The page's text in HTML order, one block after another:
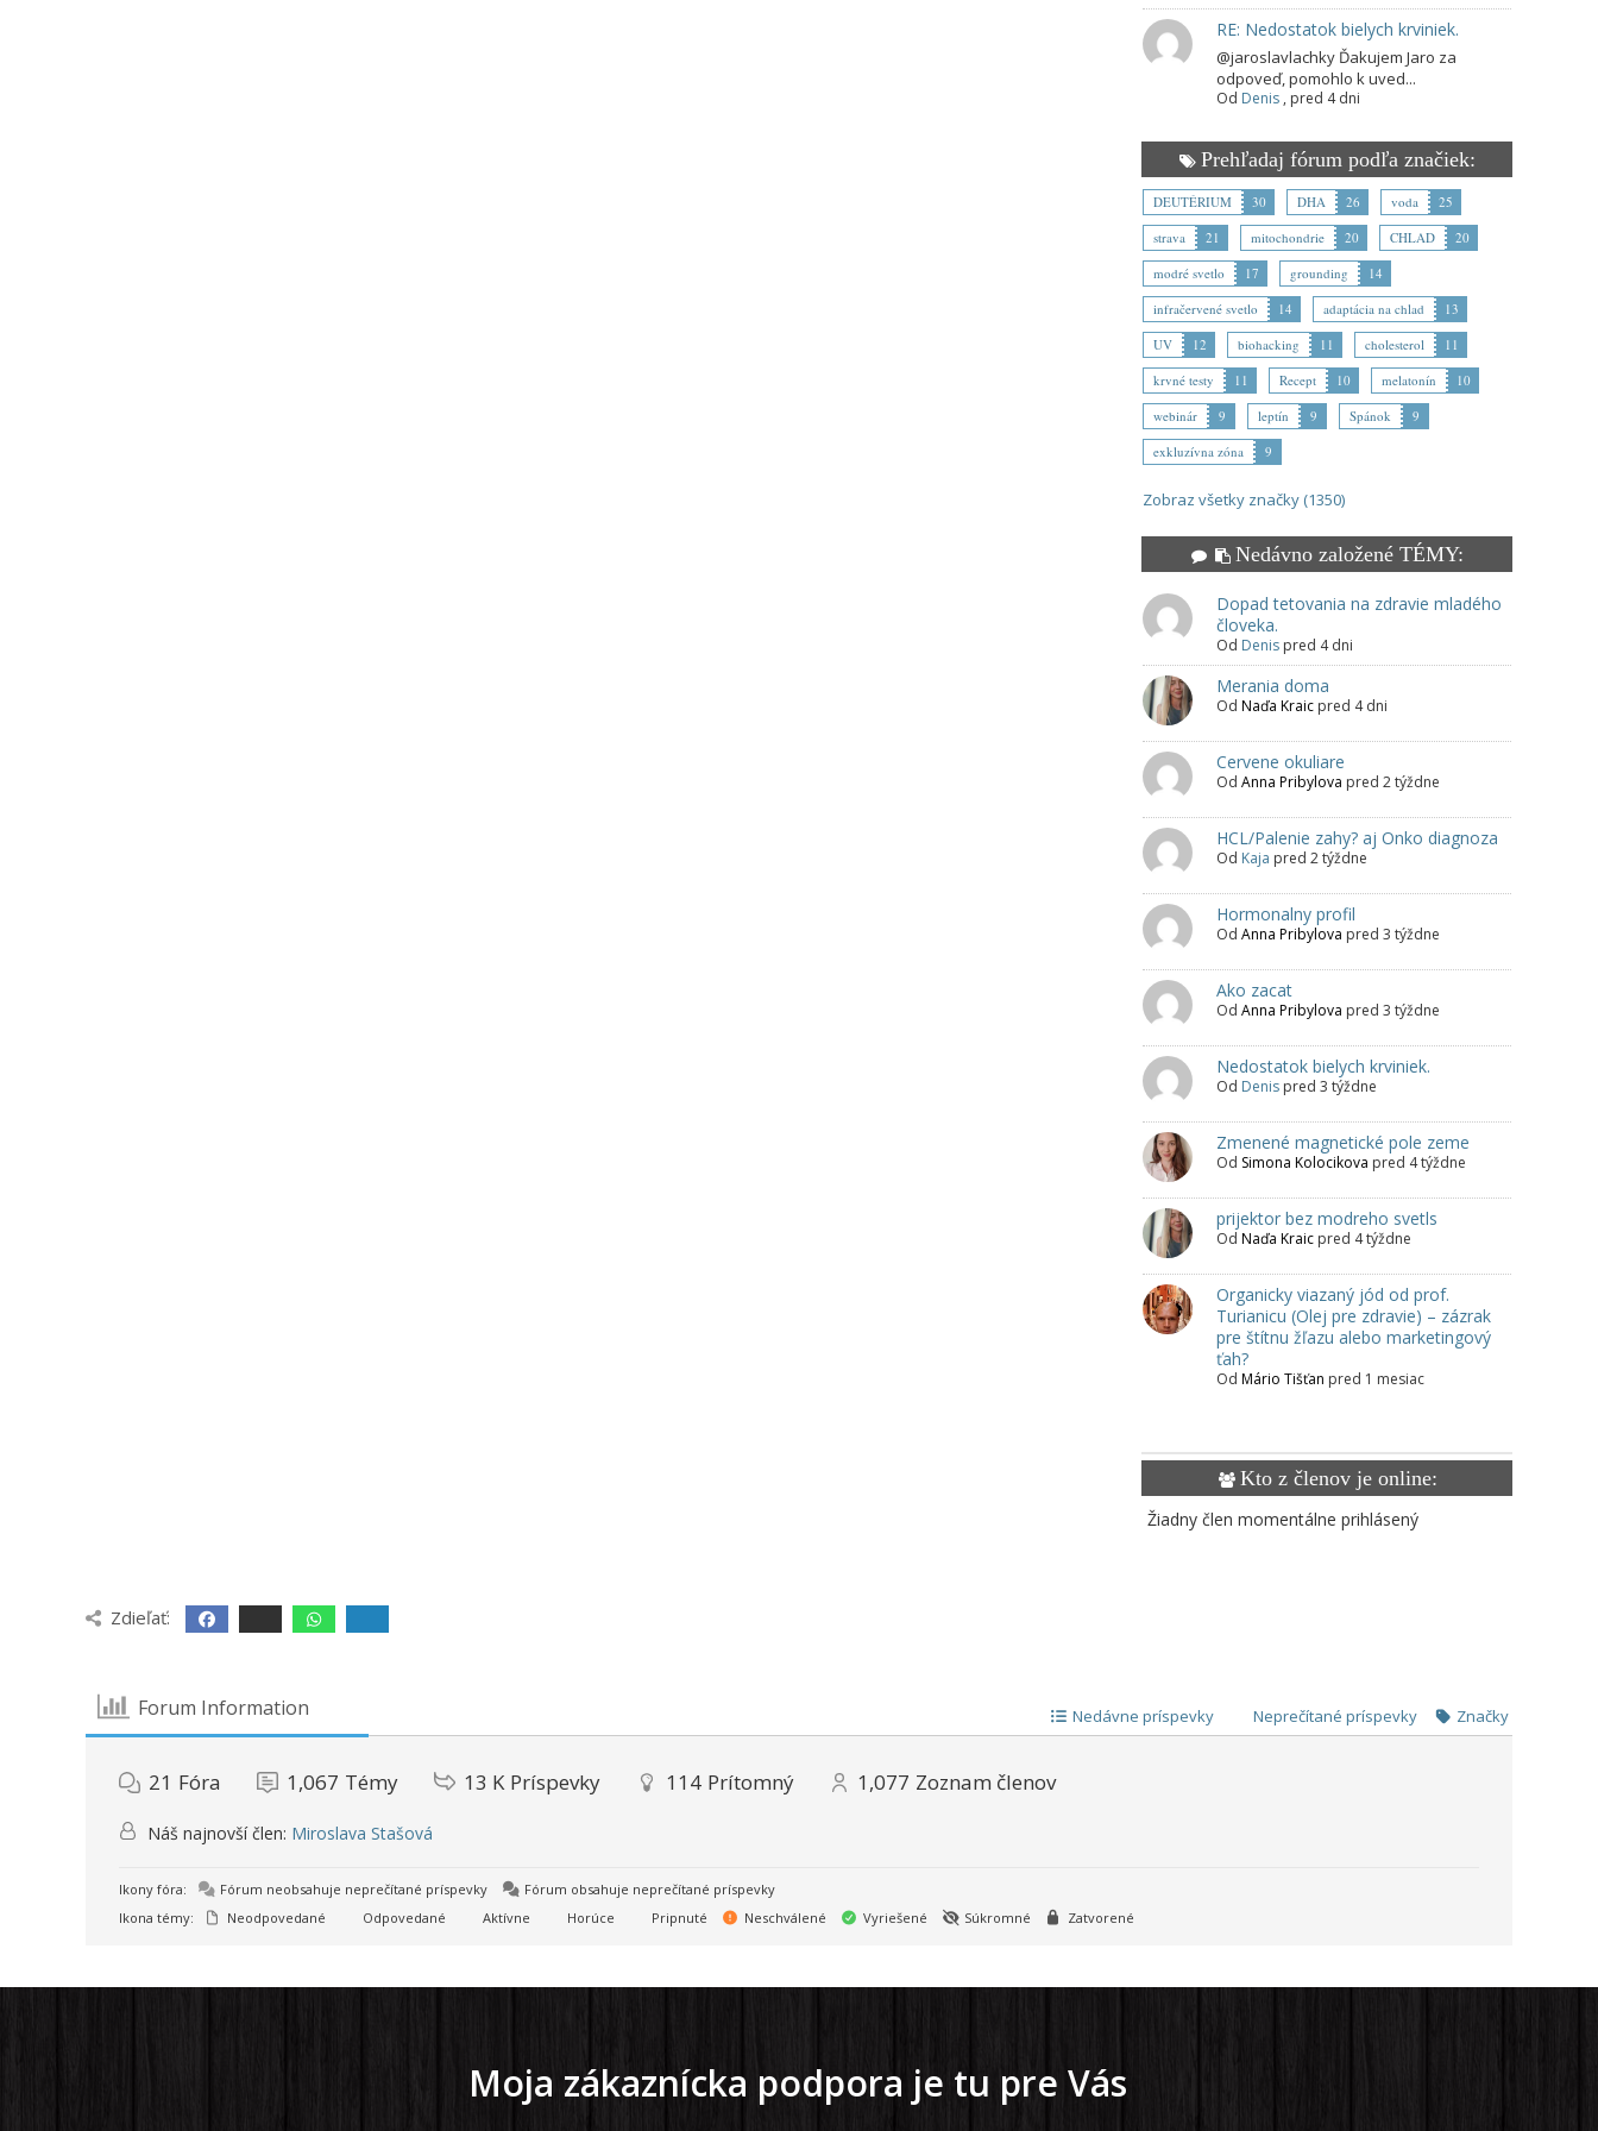
RE: Nedostatok bielych krviniek.
@jaroslavlachky Ďakujem Jaro za
odpoveď, pomohlo k uved...
Od Denis , pred 4 dni
Prehľadaj fórum podľa značiek:
DEUTÉRIUM 30 DHA 26 voda
25
strava
21 mitochondrie 20 CHLAD
20
modré svetlo
17 grounding
14
infračervené svetlo
14 adaptácia na chlad
13
UV
12 biohacking 11 cholesterol
11
krvné testy
11 Recept 10 melatonín
10
webinár
9 leptín 9 Spánok
9
exkluzívna zóna
9
Zobraz všetky značky (1350)
Nedávno založené TÉMY:
Dopad tetovania na zdravie mladého
človeka.
Od Denis pred 4 dni
Merania doma
Od Naďa Kraic pred 4 dni
Cervene okuliare
Od Anna Pribylova pred 2 týždne
HCL/Palenie zahy? aj Onko diagnoza
Od Kaja pred 2 týždne
Hormonalny profil
Od Anna Pribylova pred 3 týždne
Ako zacat
Od Anna Pribylova pred 3 týždne
Nedostatok bielych krviniek.
Od Denis pred 3 týždne
Zmenené magnetické pole zeme
Od Simona Kolocikova pred 4 týždne
prijektor bez modreho svetls
Od Naďa Kraic pred 4 týždne
Organicky viazaný jód od prof.
Turianicu (Olej pre zdravie) – zázrak
pre štítnu žľazu alebo marketingový
ťah?
Od Mário Tišťan pred 1 mesiac
Kto z členov je online:
Žiadny člen momentálne prihlásený
Zdieľať:
Forum Information Nedávne príspevky Neprečítané príspevky Značky
21 Fóra 1,067 Témy 13 K Príspevky 114 Prítomný 1,077 Zoznam členov
Náš najnovší člen: Miroslava Stašová
Ikony fóra: Fórum neobsahuje neprečítané príspevky
Fórum obsahuje neprečítané príspevky
Ikona témy:
Neodpovedané Odpovedané Aktívne Horúce Pripnuté Neschválené Vyriešené Súkromné Zatvorené
Moja zákaznícka podpora je tu pre Vás